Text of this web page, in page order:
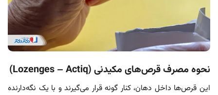
نحوه مصرف قرص‌های مکیدنی (Lozenges – Actiq)
این قرص‌ها داخل دهان، کنار گونه قرار می‌گیرند و با یک نگه‌دارنده